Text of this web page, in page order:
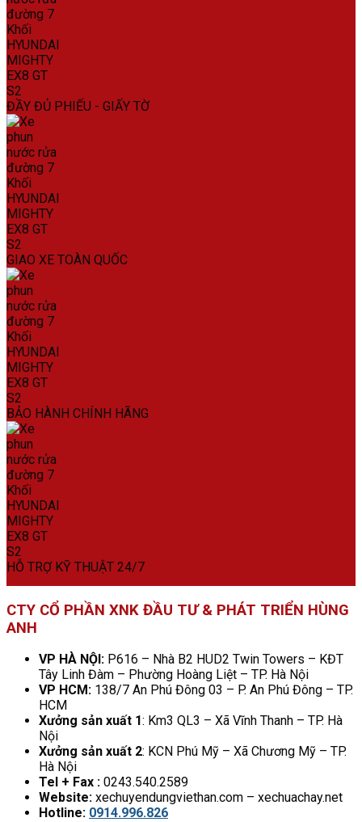
ĐẦY ĐỦ PHIẾU - GIẤY TỜ
GIAO XE TOÀN QUỐC
BẢO HÀNH CHÍNH HÃNG
HỖ TRỢ KỸ THUẬT 24/7
CTY CỔ PHẦN XNK ĐẦU TƯ & PHÁT TRIỂN HÙNG
ANH
VP HÀ NỘI: P616 – Nhà B2 HUD2 Twin Towers – KĐT
Tây Linh Đàm – Phường Hoàng Liệt – TP. Hà Nội
VP HCM: 138/7 An Phú Đông 03 – P. An Phú Đông – TP.
HCM
Xưởng sản xuất 1: Km3 QL3 – Xã Vĩnh Thanh – TP. Hà
Nội
Xưởng sản xuất 2: KCN Phú Mỹ – Xã Chương Mỹ – TP.
Hà Nội
Tel + Fax : 0243.540.2589
Website: xechuyendungviethan.com – xechuachay.net
Hotline: 0914.996.826